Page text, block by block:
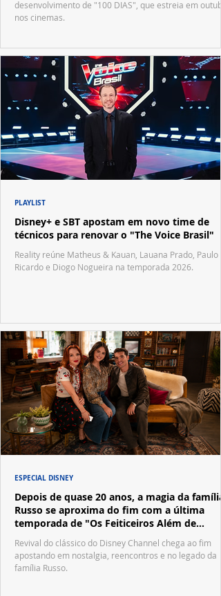
desenvolvimento de "100 DIAS", que estreia em
nos cinemas.
Disney+ e SBT apostam em novo time de
técnicos para renovar o "The Voice Brasil"
Reality reúne Matheus & Kauan, Lauana Prado, Paulo
Ricardo e Diogo Nogueira na temporada 2026.
PLAYLIST
Depois de quase 20 anos, a magia da família
Russo se aproxima do fim com a última
temporada de "Os Feiticeiros Além de
Revival do clássico do Disney Channel chega ao fim
apostando em nostalgia, reencontros e no legado da
família Russo.
ESPECIAL DISNEY